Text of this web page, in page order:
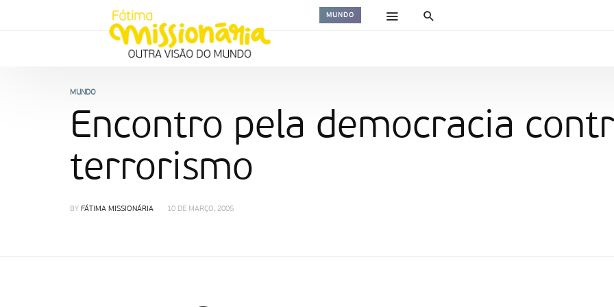
MUNDO
MUNDO
Encontro pela democracia
terrorismo
BY FÁTIMA MISSIONÁRIA 10 DE MARÇO, 2005